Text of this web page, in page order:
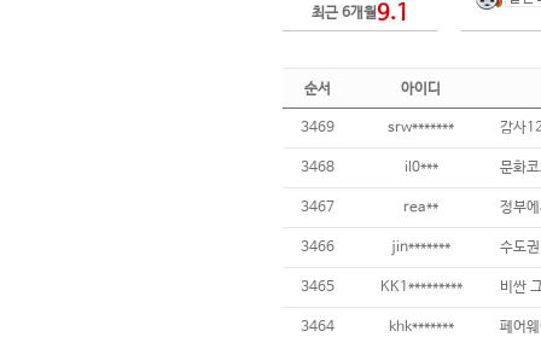
최근 6개월9.1
순서 아이디
3469 srw******* 감사
3468 il0***
3467 rea**
3466 jin*******
3465 KK1*********
3464 khk*******